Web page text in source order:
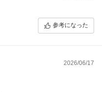
参考になった
2026/06/17